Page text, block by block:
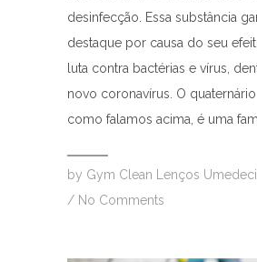
desinfecção. Essa substância
destaque por causa do seu
luta contra bactérias e vírus,
novo coronavírus. O
como falamos acima, é uma
by Gym Clean Lenços
/ No Comments